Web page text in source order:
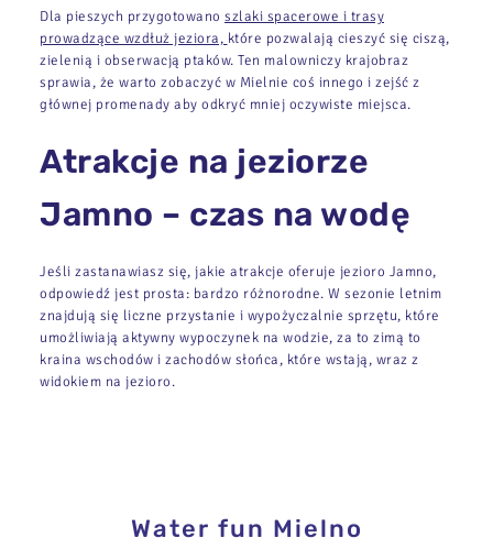
Dla pieszych przygotowano szlaki spacerowe i trasy
prowadzące wzdłuż jeziora, które pozwalają cieszyć się ciszą,
zielenią i obserwacją ptaków. Ten malowniczy krajobraz
sprawia, że warto zobaczyć w Mielnie coś innego i zejść z
głównej promenady aby odkryć mniej oczywiste miejsca.
Atrakcje na jeziorze
Jamno – czas na wodę
Jeśli zastanawiasz się, jakie atrakcje oferuje jezioro Jamno,
odpowiedź jest prosta: bardzo różnorodne. W sezonie letnim
znajdują się liczne przystanie i wypożyczalnie sprzętu, które
umożliwiają aktywny wypoczynek na wodzie, za to zimą to
kraina wschodów i zachodów słońca, które wstają, wraz z
widokiem na jezioro.
Water fun Mielno